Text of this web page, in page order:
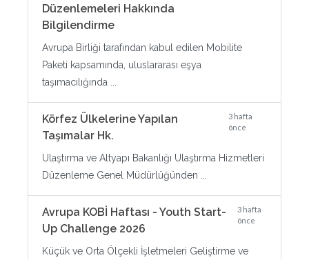
Düzenlemeleri Hakkında
Bilgilendirme
Avrupa Birliği tarafından kabul edilen Mobilite
Paketi kapsamında, uluslararası eşya
taşımacılığında ...
Körfez Ülkelerine Yapılan
Taşımalar Hk.
3 hafta
önce
Ulaştırma ve Altyapı Bakanlığı Ulaştırma Hizmetleri
Düzenleme Genel Müdürlüğünden ...
Avrupa KOBİ Haftası - Youth Start-
Up Challenge 2026
3 hafta
önce
Küçük ve Orta Ölçekli İşletmeleri Geliştirme ve